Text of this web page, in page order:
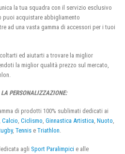
la tua squadra con il servizio esclusivo
puoi acquistare abbigliamento
ad una vasta gamma di accessori per i tuoi
ed aiutarti a trovare la miglior
la miglior qualità prezzo sul mercato,
PERSONALIZZAZIONE:
di prodotti 100% sublimati dedicati ai
Calcio, Ciclismo, Ginnastica Artistica, Nuoto,
, Tennis e Triathlon.
agli Sport Paralimpici e alle